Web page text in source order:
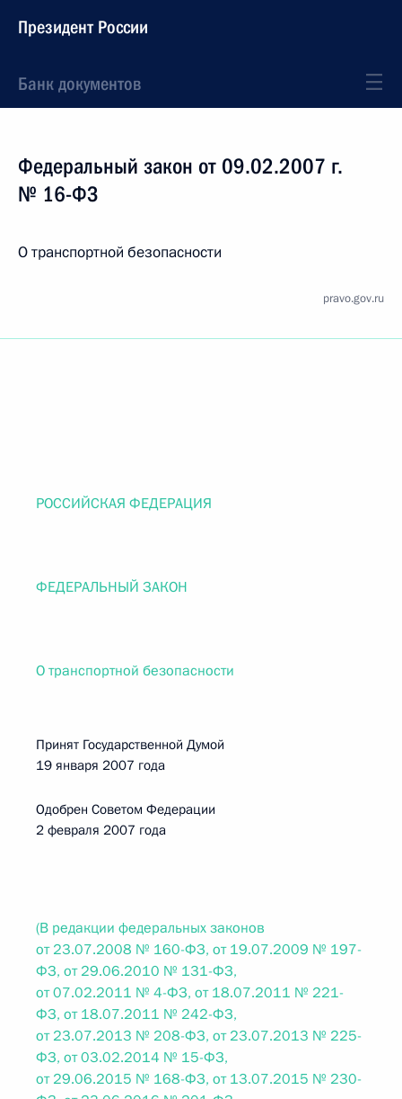
Президент России
Банк документов
Федеральный закон от 09.02.2007 г.
№ 16-ФЗ
О транспортной безопасности
pravo.gov.ru
РОССИЙСКАЯ ФЕДЕРАЦИЯ
ФЕДЕРАЛЬНЫЙ ЗАКОН
О транспортной безопасности
Принят Государственной Думой
19 января 2007 года
Одобрен Советом Федерации
2 февраля 2007 года
(В редакции федеральных законов
от 23.07.2008 № 160-ФЗ, от 19.07.2009 № 197-
ФЗ, от 29.06.2010 № 131-ФЗ,
от 07.02.2011 № 4-ФЗ, от 18.07.2011 № 221-
ФЗ, от 18.07.2011 № 242-ФЗ,
от 23.07.2013 № 208-ФЗ, от 23.07.2013 № 225-
ФЗ, от 03.02.2014 № 15-ФЗ,
от 29.06.2015 № 168-ФЗ, от 13.07.2015 № 230-